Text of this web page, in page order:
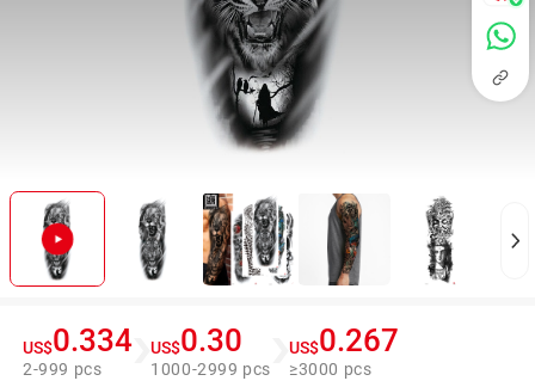
US$0.334
2-999 pcs
US$0.30
1000-2999 pcs
US$0.267
≥3000 pcs